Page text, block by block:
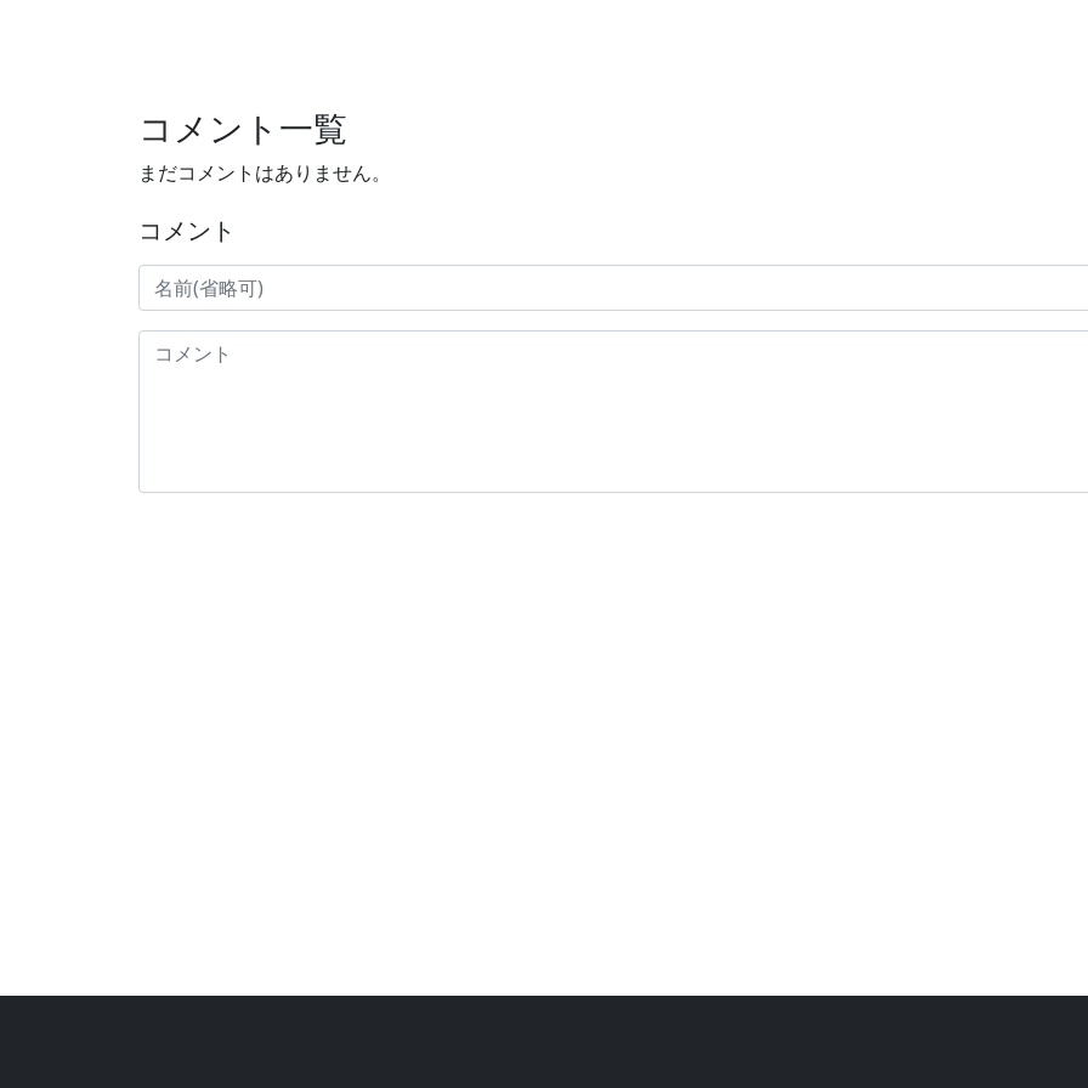
コメント一覧
まだコメントはありません。
コメント